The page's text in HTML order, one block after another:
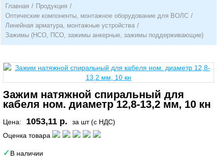
Главная / Продукция /
Оптические компоненты, монтажное оборудование для ВОЛС /
Линейная арматура, монтажные устройства /
Зажимы (НСО, ПСО, зажимы анкерные, зажимы поддерживающие)
Зажим натяжной спиральный для
кабеля ном. диаметр 12,8-13,2 мм, 10 кн
Цена: 1053,11 р.
за шт (с НДС)
Оценка товара
В наличии